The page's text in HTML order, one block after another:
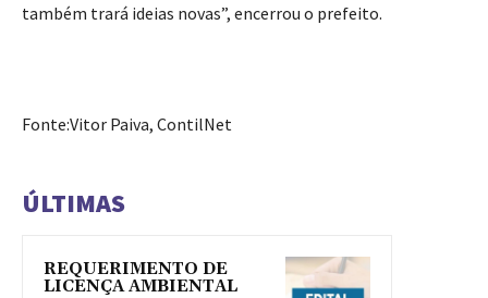
também trará ideias novas”, encerrou o prefeito.
Fonte:Vitor Paiva, ContilNet
ÚLTIMAS
REQUERIMENTO DE
LICENÇA AMBIENTAL